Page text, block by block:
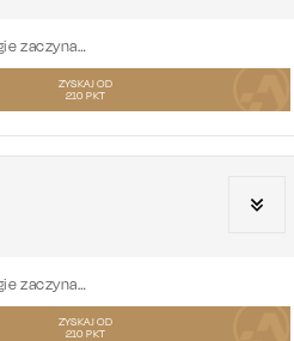
zaczyna…
ZYSKAJ OD
210 PKT
zaczyna…
ZYSKAJ OD
210 PKT